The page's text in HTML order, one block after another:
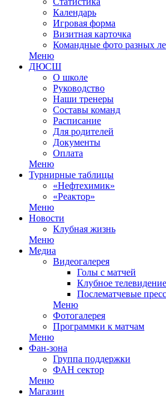
Календарь
Игровая форма
Визитная карточка
Командные фото разных
Меню
ДЮСШ
О школе
Руководство
Наши тренеры
Составы команд
Расписание
Для родителей
Документы
Оплата
Меню
Турнирные таблицы
«Нефтехимик»
«Реактор»
Меню
Новости
Клубная жизнь
Меню
Медиа
Видеогалерея
Голы с матчей
Клубное телевидение
Послематчевые
Меню
Фотогалерея
Программки к матчам
Меню
Фан-зона
Группа поддержки
ФАН сектор
Меню
Магазин